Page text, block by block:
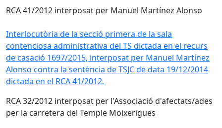
RCA 41/2012 interposat per Manuel Martínez Alonso
Interlocutòria de la secció primera de la sala
contenciosa administrativa del TS dictada en el recurs
de casació 1697/2015, interposat per Manuel Martínez
Alonso contra la sentència de TSJC de data 19/12/2014
dictada en el RCA 41/2012.
RCA 32/2012 interposat per l'Associació d'afectats/ades
per la carretera del Temple Moixerigues